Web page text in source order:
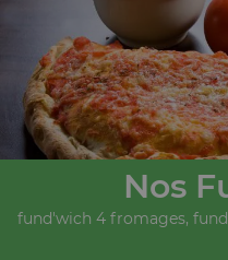
Nos
fund'wich 4 fromages,